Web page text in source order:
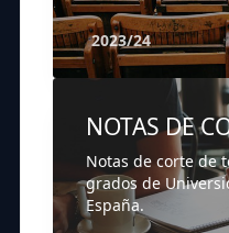
2023/24
NOTAS DE
Notas de corte de
grados de
España.